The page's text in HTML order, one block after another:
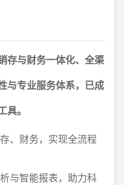
存与财务一体化、全渠
与专业服务体系，已成
。
、财务，实现全流程
与智能报表，助力科